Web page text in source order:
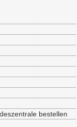
bestellen